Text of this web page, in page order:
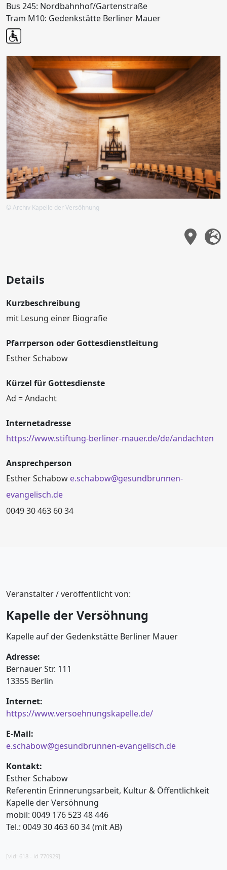
Bus 245: Nordbahnhof/Gartenstraße
Tram M10: Gedenkstätte Berliner Mauer
© Archiv Kapelle der Versöhnung
Details
Kurzbeschreibung
mit Lesung einer Biografie
Pfarrperson oder Gottesdienstleitung
Esther Schabow
Kürzel für Gottesdienste
Ad = Andacht
Internetadresse
https://www.stiftung-berliner-mauer.de/de/andachten
Ansprechperson
Esther Schabow e.schabow@gesundbrunnen-
evangelisch.de
0049 30 463 60 34
Veranstalter / veröffentlicht von:
Kapelle der Versöhnung
Kapelle auf der Gedenkstätte Berliner Mauer
Adresse:
Bernauer Str. 111
13355 Berlin
Internet:
https://www.versoehnungskapelle.de/
E-Mail:
e.schabow@gesundbrunnen-evangelisch.de
Kontakt:
Esther Schabow
Referentin Erinnerungsarbeit, Kultur & Öffentlichkeit
Kapelle der Versöhnung
mobil: 0049 176 523 48 446
Tel.: 0049 30 463 60 34 (mit AB)
[vid: 618 - id 770929]